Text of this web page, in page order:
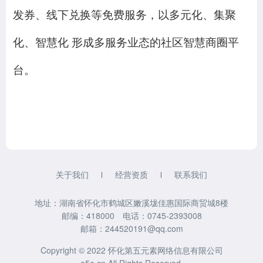
发券、线下兑换等免费服务，以多元化、集聚
化、智慧化 形成多服务业态的社区智慧商圈平
台。
关于我们 经营资质 联系我们
地址：湖南省怀化市鹤城区嫩溪垅佳惠国际商贸城8楼
邮编：418000 电话：0745-2393008
邮箱：244520191@qq.com
Copyright © 2022 怀化第五元素网络信息有限公司